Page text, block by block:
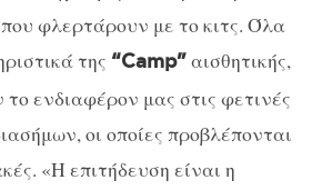
που φλερτάρουν με το κιτς. Όλα
της “Camp”αισθητικής,
ενδιαφέρον μας στις φετινές
οι οποίες προβλέπονται
«Η επιτήδευση είναι η